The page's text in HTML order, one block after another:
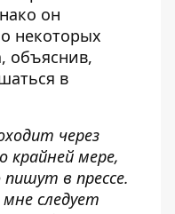
он
некоторых
объяснив,
в
через
мере,
в прессе.
следует